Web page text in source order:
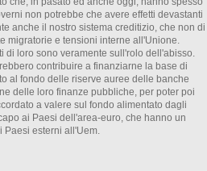
non potrebbe che avere effetti devastanti
anche il nostro sistema creditizio, che non di
migratorie e tensioni interne all'Unione.
di loro sono veramente sull'rolo dell'abisso.
contribuire a finanziarne la base di
al fondo delle riserve auree delle banche
delle loro finanze pubbliche, per poter poi
a valere sul fondo alimentato dagli
ai Paesi dell'area-euro, che hanno un
Paesi esterni all'Uem.